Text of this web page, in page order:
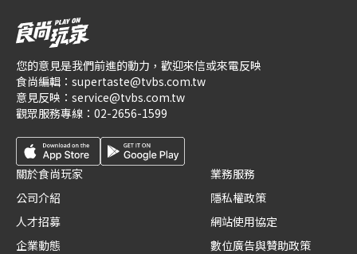
您的意見是我們前進的動力，歡迎來信或來電反映
食尚編輯： supertaste@tvbs.com.tw
意見反映： service@tvbs.com.tw
觀眾服務專線： 02-2656-1599
關於食尚玩家
公司介紹
人才招募
企業動態
業務服務
隱私權政策
網站使用協定
數位廣告與贊助政策